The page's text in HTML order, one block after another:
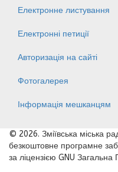
Електронне листування
Електронні петиції
Авторизація на сайті
Фотогалерея
Інформація мешканцям
© 2026. Зміївська міська
безкоштовне програмне
за ліцензією GNU Загальна